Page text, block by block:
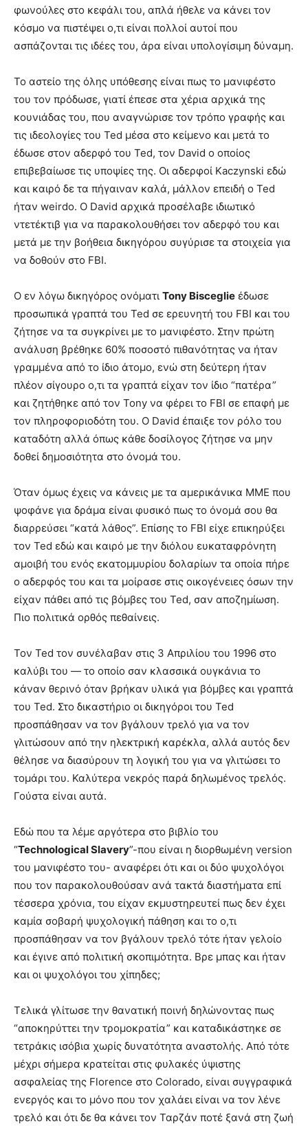
φωνούλες στο κεφάλι του, απλά ήθελε να κάνει τον
κόσμο να πιστέψει ο,τι είναι πολλοί αυτοί που
ασπάζονται τις ιδέες του, άρα είναι υπολογίσιμη δύναμη.
Το αστείο της όλης υπόθεσης είναι πως το μανιφέστο
του τον πρόδωσε, γιατί έπεσε στα χέρια αρχικά της
κουνιάδας του, που αναγνώρισε τον τρόπο γραφής και
τις ιδεολογίες του Ted μέσα στο κείμενο και μετά το
έδωσε στον αδερφό του Ted, τον David ο οποίος
επιβεβαίωσε τις υποψίες της. Οι αδερφοί Kaczynski εδώ
και καιρό δε τα πήγαιναν καλά, μάλλον επειδή ο Ted
ήταν weirdo. Ο David αρχικά προσέλαβε ιδιωτικό
ντετέκτιβ για να παρακολουθήσει τον αδερφό του και
μετά με την βοήθεια δικηγόρου συγύρισε τα στοιχεία για
να δοθούν στο FBI.
Ο εν λόγω δικηγόρος ονόματι Tony Bisceglie έδωσε
προσωπικά γραπτά του Ted σε ερευνητή του FBI και του
ζήτησε να τα συγκρίνει με το μανιφέστο. Στην πρώτη
ανάλυση βρέθηκε 60% ποσοστό πιθανότητας να ήταν
γραμμένα από το ίδιο άτομο, ενώ στη δεύτερη ήταν
πλέον σίγουρο ο,τι τα γραπτά είχαν τον ίδιο “πατέρα”
και ζητήθηκε από τον Tony να φέρει το FBI σε επαφή με
τον πληροφοριοδότη του. Ο David έπαιξε τον ρόλο του
καταδότη αλλά όπως κάθε δοσίλογος ζήτησε να μην
δοθεί δημοσιότητα στο όνομά του.
Όταν όμως έχεις να κάνεις με τα αμερικάνικα ΜΜΕ που
ψοφάνε για δράμα είναι φυσικό πως το όνομά σου θα
διαρρεύσει “κατά λάθος”. Επίσης το FBI είχε επικηρύξει
τον Ted εδώ και καιρό με την διόλου ευκαταφρόνητη
αμοιβή του ενός εκατομμυρίου δολαρίων τα οποία πήρε
ο αδερφός του και τα μοίρασε στις οικογένειες όσων την
είχαν πάθει από τις βόμβες του Ted, σαν αποζημίωση.
Πιο πολιτικά ορθός πεθαίνεις.
Τον Ted τον συνέλαβαν στις 3 Απριλίου του 1996 στο
καλύβι του — το οποίο σαν κλασσικά ουγκάνια το
κάναν θερινό όταν βρήκαν υλικά για βόμβες και γραπτά
του Ted. Στο δικαστήριο οι δικηγόροι του Ted
προσπάθησαν να τον βγάλουν τρελό για να τον
γλιτώσουν από την ηλεκτρική καρέκλα, αλλά αυτός δεν
θέλησε να διασύρουν τη λογική του για να γλιτώσει το
τομάρι του. Καλύτερα νεκρός παρά δηλωμένος τρελός.
Γούστα είναι αυτά.
Εδώ που τα λέμε αργότερα στο βιβλίο του
“Technological Slavery”-που είναι η διορθωμένη version
του μανιφέστο του- αναφέρει ότι και οι δύο ψυχολόγοι
που τον παρακολουθούσαν ανά τακτά διαστήματα επί
τέσσερα χρόνια, του είχαν εκμυστηρευτεί πως δεν έχει
καμία σοβαρή ψυχολογική πάθηση και το ο,τι
προσπάθησαν να τον βγάλουν τρελό τότε ήταν γελοίο
και έγινε από πολιτική σκοπιμότητα. Βρε μπας και ήταν
και οι ψυχολόγοι του χίπηδες;
Τελικά γλίτωσε την θανατική ποινή δηλώνοντας πως
“αποκηρύττει την τρομοκρατία” και καταδικάστηκε σε
τετράκις ισόβια χωρίς δυνατότητα αναστολής. Από τότε
μέχρι σήμερα κρατείται στις φυλακές ύψιστης
ασφαλείας της Florence στο Colorado, είναι συγγραφικά
ενεργός και το μόνο που τον χαλάει είναι να τον λένε
τρελό και ότι δε θα κάνει τον Ταρζάν ποτέ ξανά στη ζωή